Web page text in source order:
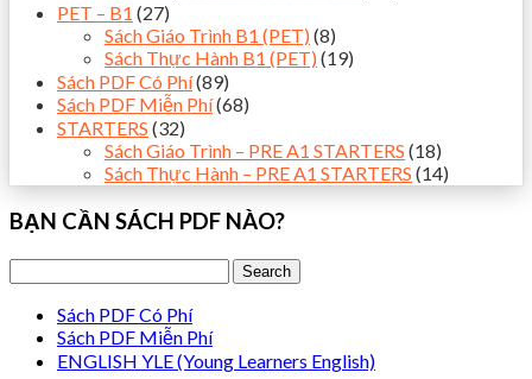
PET – B1 (27)
Sách Giáo Trình B1 (PET) (8)
Sách Thực Hành B1 (PET) (19)
Sách PDF Có Phí(89)
Sách PDF Miễn Phí(68)
STARTERS (32)
Sách Giáo Trình – PRE A1 STARTERS (18)
Sách Thực Hành – PRE A1 STARTERS (14)
BẠN CẦN SÁCH PDF NÀO?
Sách PDF Có Phí
Sách PDF Miễn Phí
ENGLISH YLE (Young Learners English)